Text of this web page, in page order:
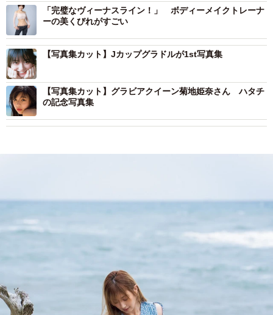
「完璧なヴィーナスライン！」 ボディーメイクトレーナ
ーの美くびれがすごい
【写真集カット】Jカップグラドルが1st写真集
【写真集カット】グラビアクイーン菊地姫奈さん ハタチ
の記念写真集